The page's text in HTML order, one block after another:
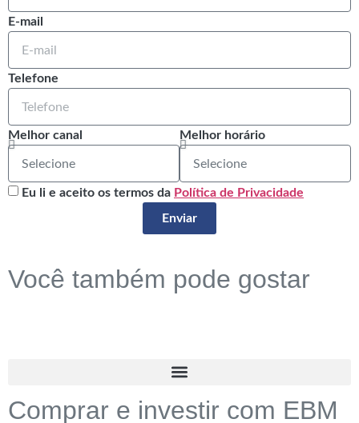
E-mail
Telefone
Melhor canal Melhor horário
Eu li e aceito os termos da Política de Privacidade
Enviar
Você também pode gostar
Comprar e investir com EBM